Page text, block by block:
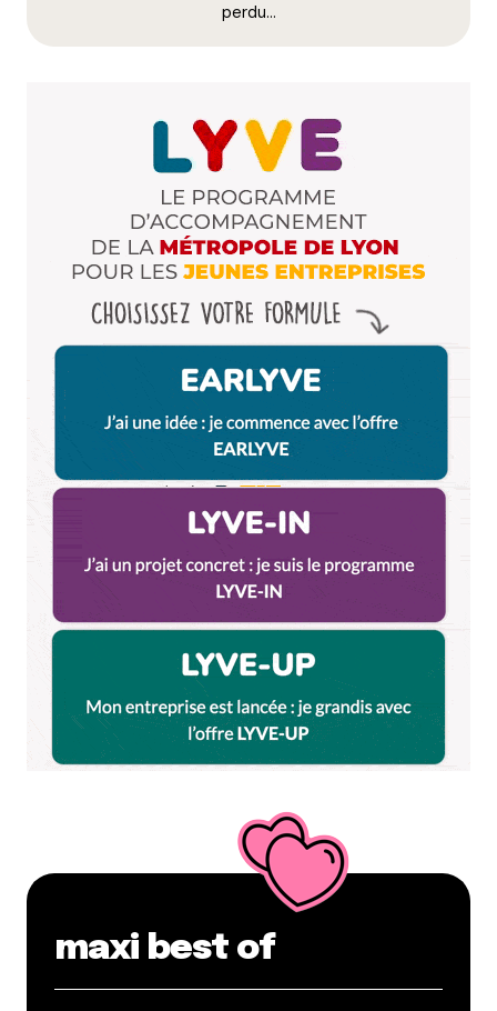
champs obligatoires sont indiqués avec
Name *
E-mail
navigateur pour mon prochain commentaire.
Prévenez-moi de tous les nouveaux commentaires
par e-mail.
Et bim !
perdu…
maxi best of